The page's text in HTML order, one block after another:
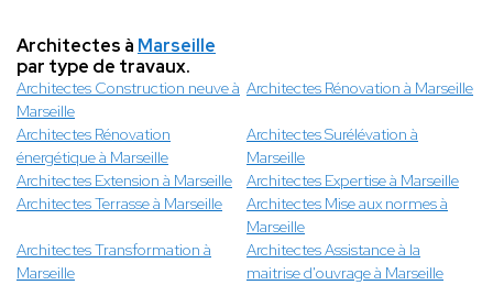
Architectes à Marseille
par type de travaux.
Architectes Construction neuve à
Marseille
Architectes Rénovation à Marseille
Architectes Rénovation
énergétique à Marseille
Architectes Surélévation à
Marseille
Architectes Extension à Marseille
Architectes Expertise à Marseille
Architectes Terrasse à Marseille
Architectes Mise aux normes à
Marseille
Architectes Transformation à
Marseille
Architectes Assistance à la
maitrise d'ouvrage à Marseille